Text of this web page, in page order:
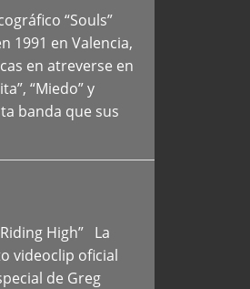
“Souls”
1991 en Valencia,
en atreverse en
“Miedo” y
banda que sus
High” La
videoclip oficial
de Greg